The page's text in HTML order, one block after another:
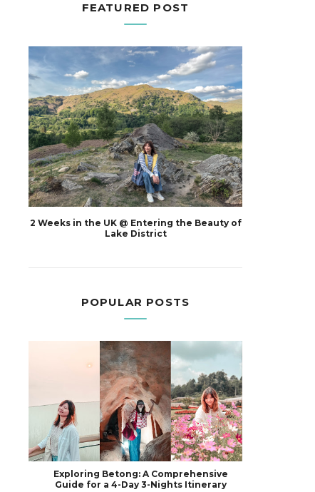
FEATURED POST
2 Weeks in the UK @ Entering the Beauty of
Lake District
POPULAR POSTS
Exploring Betong: A Comprehensive
Guide for a 4-Day 3-Nights Itinerary